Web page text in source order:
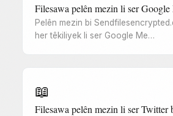
Filesawa pelên mezin li ser
Pelên mezin bi
her têkiliyek li ser Google Me…
📖
Filesawa pelên mezin li ser Twitter